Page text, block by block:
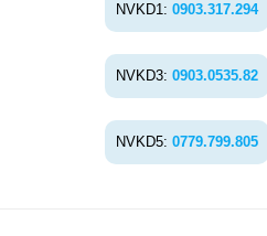
NVKD1: 0903.317.294
NVKD3: 0903.0535.82
NVKD5: 0779.799.805